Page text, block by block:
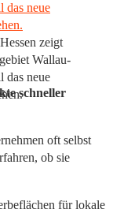
zeigt
Wallau-
das neue
schneller
oft selbst
ob sie
für lokale